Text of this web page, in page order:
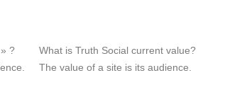
?
What is Truth Social current value?
The value of a site is its audience.